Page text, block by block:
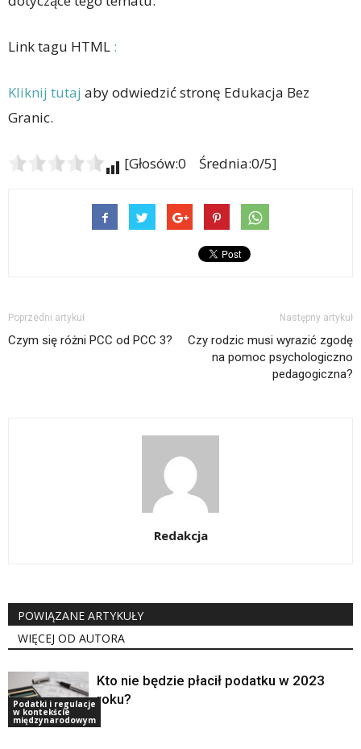
Link tagu HTML :
Kliknij tutaj aby odwiedzić stronę Edukacja Bez
Granic.
[Głosów:0 Średnia:0/5]
Poprzedni artykuł
Czym się różni PCC od PCC 3?
Następny artykuł
Czy rodzic musi wyrazić zgodę
na pomoc psychologiczno
pedagogiczna?
Redakcja
POWIĄZANE ARTYKUŁY
WIĘCEJ OD AUTORA
Podatki i regulacje
w kontekście
międzynarodowym
Kto nie będzie płacił podatku w 2023
roku?